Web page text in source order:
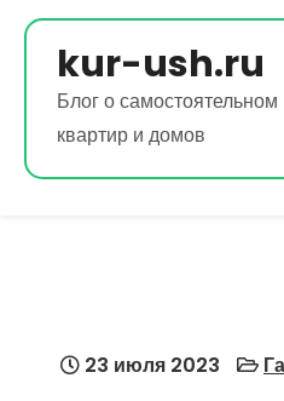
Перейти
содержимомуkur-ush.ru
Блог о
квартир и домов
23 июля 2023